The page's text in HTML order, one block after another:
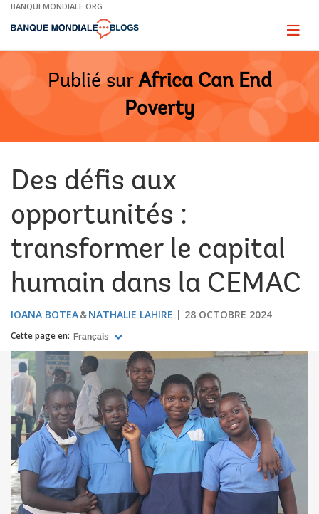
Skip
Main
BANQUEMONDIALE.ORG
Page
Publié sur Africa Can End
Poverty
Des défis aux
opportunités :
transformer le capital
humain dans la CEMAC
IOANA BOTEA NATHALIE LAHIRE 28 OCTOBRE 2024
Cette page en: Français